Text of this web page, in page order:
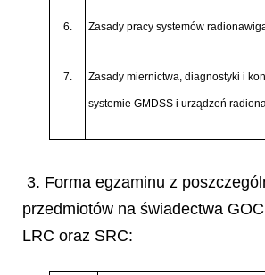
6. Zasady pracy systemów
7. Zasady miernictwa, diagnostyki i
systemie GMDSS i urządzeń
3. Forma egzaminu z
przedmiotów na świadectwa
LRC oraz SRC: